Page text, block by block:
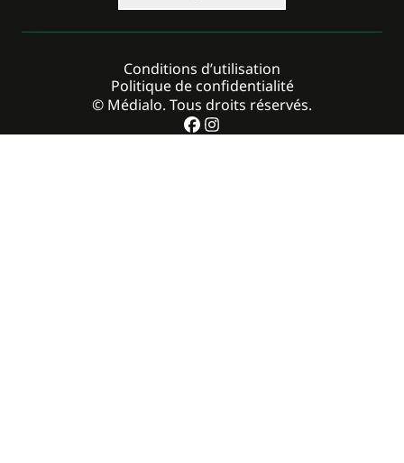
© Médialo. Tous droits réservés.
Conditions d’utilisation
Politique de confidentialité